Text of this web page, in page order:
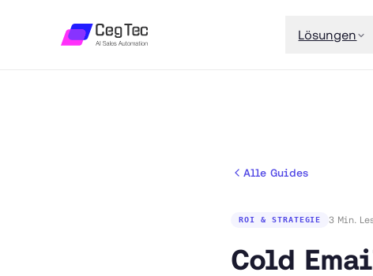
Lösungen
Alle Guides
ROI & STRATEGIE 3 Min.
Cold